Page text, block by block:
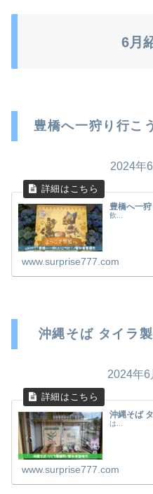
6月
豊橋へ一狩り行こ
2024年
豊橋へ一
飲...
www.surprise777.com
沖縄そば タイラ
2024年6
沖縄そば
は...
www.surprise777.com